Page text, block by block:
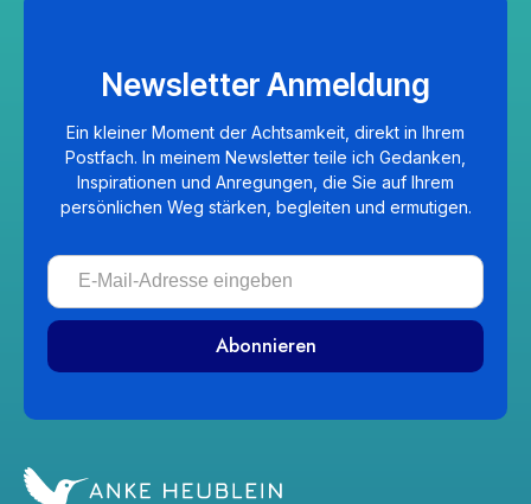
Newsletter Anmeldung
Ein kleiner Moment der Achtsamkeit, direkt in Ihrem
Postfach. In meinem Newsletter teile ich Gedanken,
Inspirationen und Anregungen, die Sie auf Ihrem
persönlichen Weg stärken, begleiten und ermutigen.